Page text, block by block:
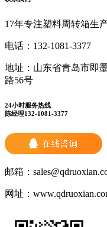
17年专注塑料周转箱生
电话： 132-1081-3377
地址： 山东省青岛市即
路56号
24小时服务热线
陈经理132-1081-3377
邮箱：
网址：